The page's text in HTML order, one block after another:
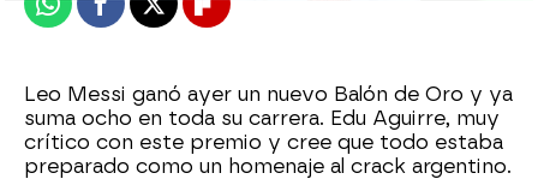
WhatsappFacebook
X Flipboard
Leo Messi ganó ayer un nuevo Balón de Oro y ya
suma ocho en toda su carrera. Edu Aguirre, muy
crítico con este premio y cree que todo estaba
preparado como un homenaje al crack argentino.